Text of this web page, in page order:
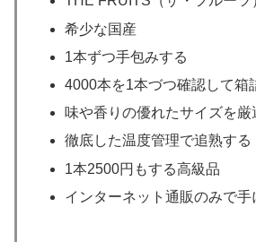
希少な国産
1本ずつ手包みする
4000本を1本づつ確認して箱
味や香りの優れたサイズを厳
徹底した温度管理で追熟する
1本2500円もする高級品
インターネット通販のみで手